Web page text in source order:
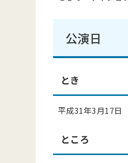
公演日
とき
平成31年3月17日
ところ